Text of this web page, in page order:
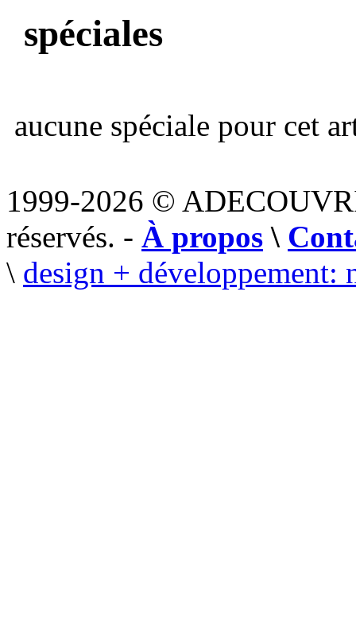
spéciales
aucune spéciale pour cet
1999-2026 ©
réservés. - À propos \
\ design + développement: